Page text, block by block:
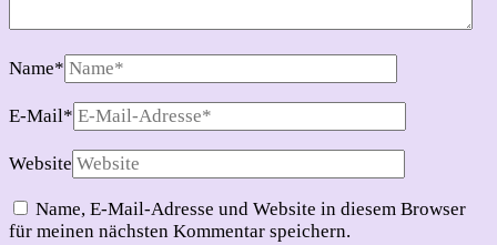
Name*
E-Mail*
Website
Name, E-Mail-Adresse und Website in diesem Browser
für meinen nächsten Kommentar speichern.